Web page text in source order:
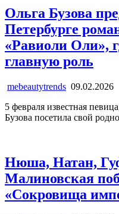
Ольга Бузова
Петербурге
«Равиоли Оли»,
главную роль
mebeautytrends 09.02.2026
5 февраля известная
Бузова посетила свой
Нюша, Натан,
Малиновская
«Сокровища